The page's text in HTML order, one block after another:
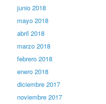
junio 2018
mayo 2018
abril 2018
marzo 2018
febrero 2018
enero 2018
diciembre 2017
noviembre 2017